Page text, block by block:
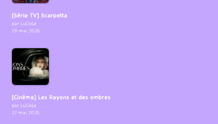
[Série TV] Scarpetta
par LuCioLe
29 mai 2026
[Cinéma] Les Rayons et des ombres
par LuCioLe
27 mai 2026